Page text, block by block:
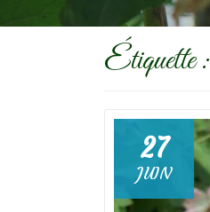
Étiquette :
27
JUIN